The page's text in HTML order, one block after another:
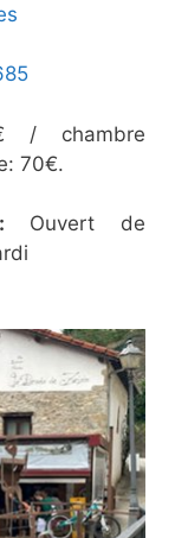
/ chambre
70€.
Ouvert de